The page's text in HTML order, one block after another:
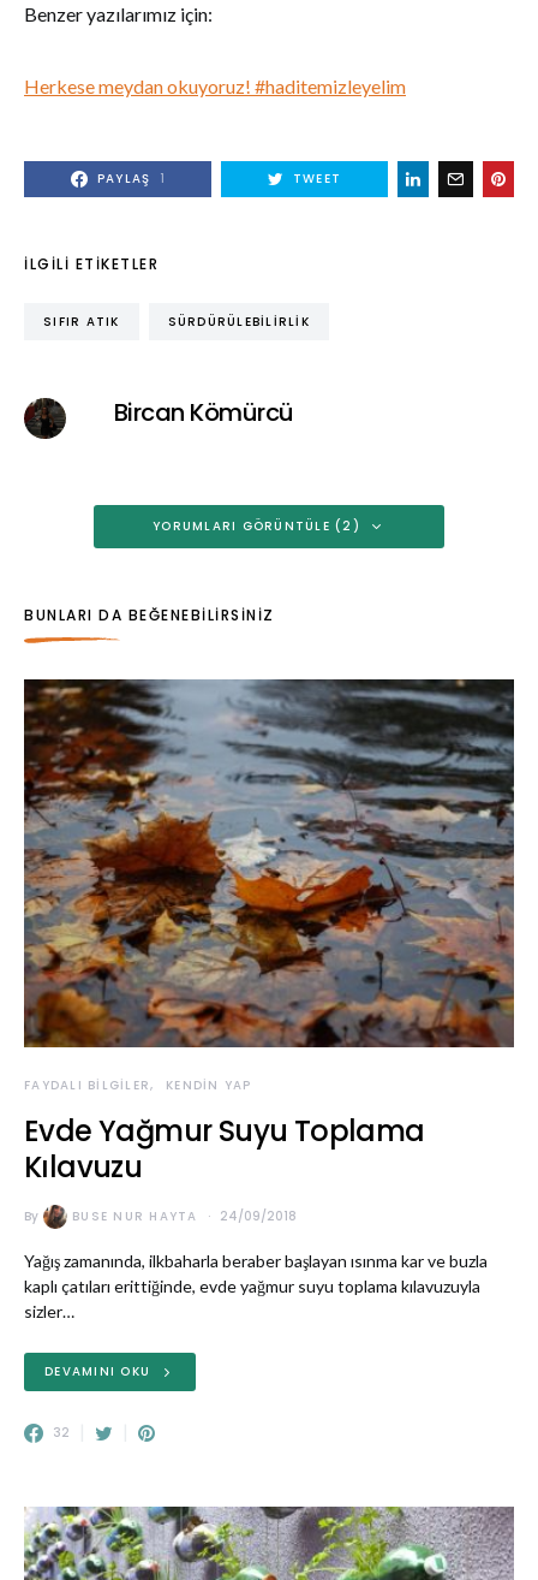
Benzer yazılarımız için:
Herkese meydan okuyoruz! #haditemizleyelim
PAYLAŞ 1 TWEET
İLGILI ETIKETLER
SIFIR ATIK SÜRDÜRÜLEBILIRLIK
Bircan Kömürcü
YORUMLARI GÖRÜNTÜLE (2)
BUNLARI DA BEĞENEBILIRSINIZ
FAYDALI BILGILER KENDIN YAP
Evde Yağmur Suyu Toplama
Kılavuzu
By BUSE NUR HAYTA 24/09/2018
Yağış zamanında, ilkbaharla beraber başlayan ısınma kar ve buzla
kaplı çatıları erittiğinde, evde yağmur suyu toplama kılavuzuyla
sizler…
DEVAMINI OKU
32